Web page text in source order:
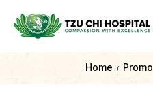
Home / Promo